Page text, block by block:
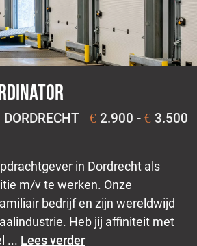
DORDRECHT € 2.900 - € 3.500
in Dordrecht als
m/v te werken. Onze
bedrijf en zijn wereldwijd
Heb jij affiniteit met
... Lees verder